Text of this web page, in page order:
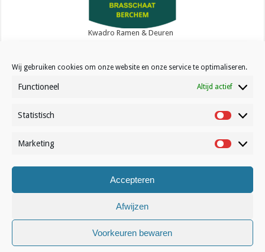
Wij gebruiken cookies om onze website en onze service te optimaliseren.
Functioneel Altijd actief
Statistisch Statistisch
Marketing
Accepteren
Afwijzen
Voorkeuren bewaren
Kwadro Ramen & Deuren
Contact
© Volleynews.be2026
Algemene voorwaarden|Privacy
Nederlands